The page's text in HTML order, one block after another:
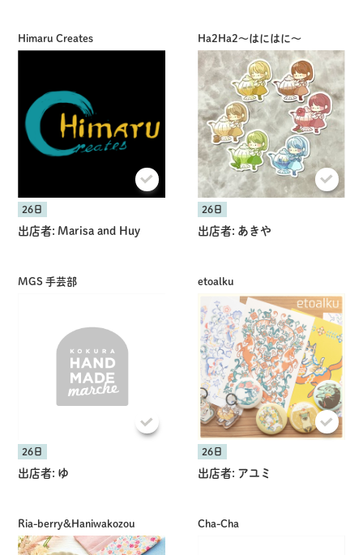
Himaru Creates
26日
出店者: Marisa and Huy
Ha2Ha2〜はにはに〜
26日
出店者: あきや
MGS 手芸部
26日
出店者: ゆ
etoalku
26日
出店者: アユミ
Ria-berry&Haniwakozou Cha-Cha